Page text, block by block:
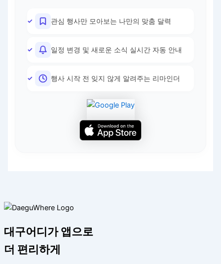
관심 행사만 모아보는 나만의 맞춤 달력
일정 변경 및 새로운 소식 실시간 자동 안내
행사 시작 전 잊지 않게 알려주는 리마인더
대구어디가 앱으로
더 편리하게